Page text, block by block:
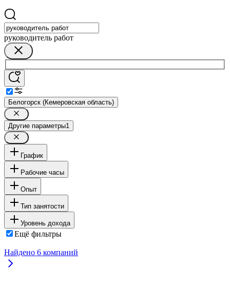
руководитель работ
Белогорск (Кемеровская область)
Другие параметры1
График
Рабочие часы
Опыт
Тип занятости
Уровень дохода
Ещё фильтры
Найдено 6 компаний